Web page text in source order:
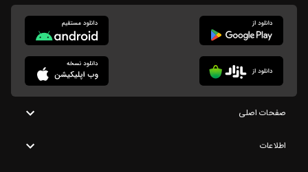
صفحات اصلی
اطلاعات